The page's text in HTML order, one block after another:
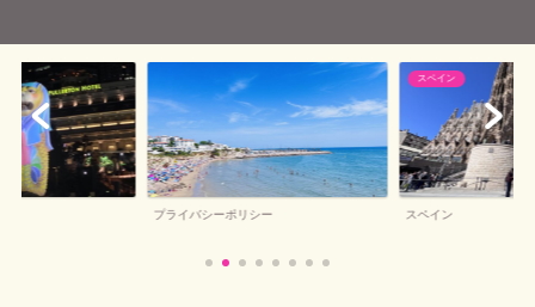
プライバシーポリシー
スペイン
スペイン